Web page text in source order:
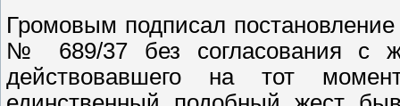
Громовым подписал
№ 689/37 без согласования с
действовавшего на тот